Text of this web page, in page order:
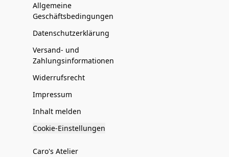
Allgemeine
Geschäftsbedingungen
Datenschutzerklärung
Versand- und
Zahlungsinformationen
Widerrufsrecht
Impressum
Inhalt melden
Cookie-Einstellungen
Caro's Atelier